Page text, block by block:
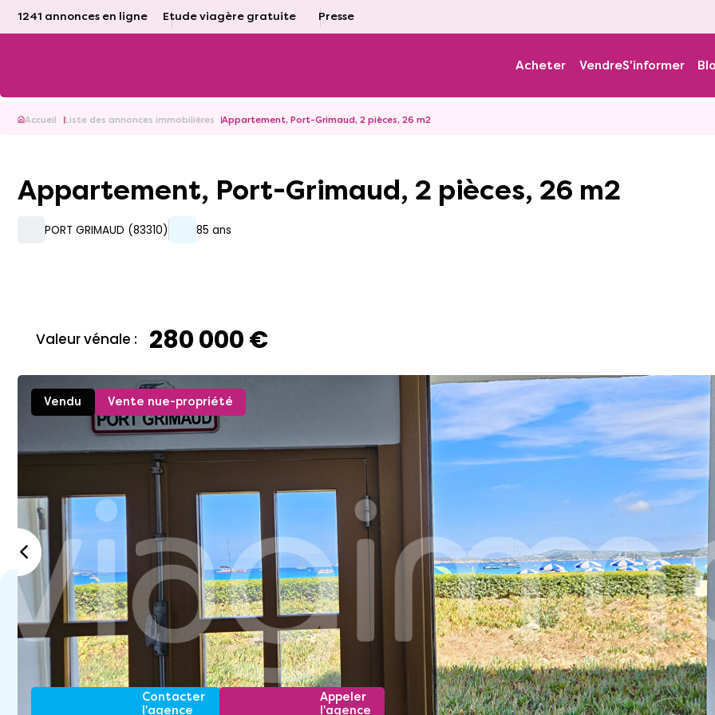
1241 annonces en ligne Etude viagère gratuite Presse
Acheter VendreS'informer
Accueil Liste des annonces immobilières Appartement, Port-Grimaud, 2 pièces, 26 m2
Appartement, Port-Grimaud, 2 pièces, 26 m2
PORT GRIMAUD (83310) 85 ans
Valeur vénale : 280 000 €
Vendu Vente nue-propriété
Contacter
l'agence
Appeler
l'agence